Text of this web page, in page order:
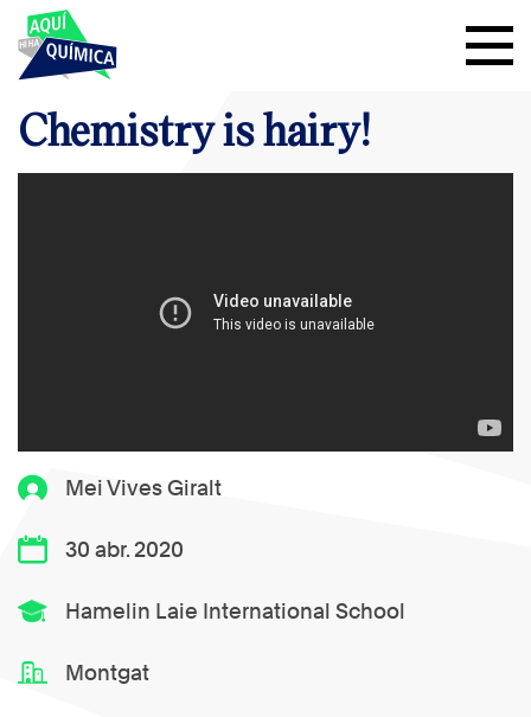
Mei Vives Giralt
30 abr. 2020
Hamelin Laie International School
Montgat
Chemistry is hairy!